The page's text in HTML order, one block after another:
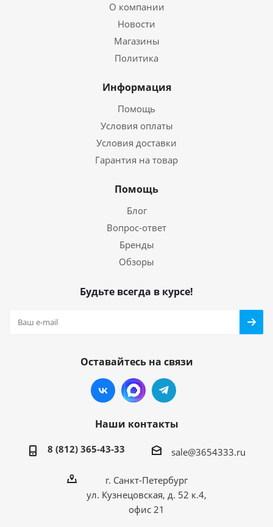
О компании
Новости
Магазины
Политика
Информация
Помощь
Условия оплаты
Условия доставки
Гарантия на товар
Помощь
Блог
Вопрос-ответ
Бренды
Обзоры
Будьте всегда в курсе!
Оставайтесь на связи
Наши контакты
8 (812) 365-43-33 sale@3654333.ru
г. Санкт-Петербург
ул. Кузнецовская, д. 52 к.4,
офис 21